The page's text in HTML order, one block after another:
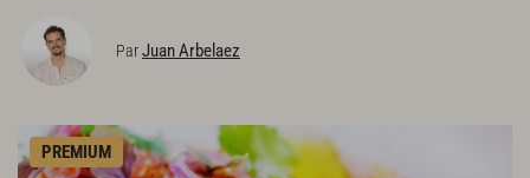
ParJuan Arbelaez
PREMIUM